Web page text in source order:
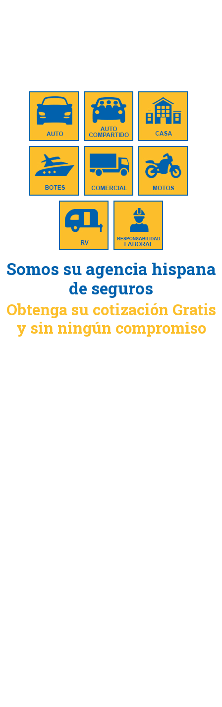
Somos su agencia hispana
de seguros
Obtenga su cotización Gratis
y sin ningún compromiso